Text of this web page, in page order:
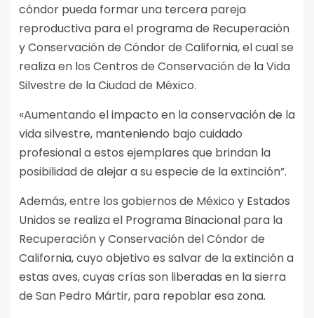
cóndor pueda formar una tercera pareja
reproductiva para el programa de Recuperación
y Conservación de Cóndor de California, el cual se
realiza en los Centros de Conservación de la Vida
Silvestre de la Ciudad de México.
«Aumentando el impacto en la conservación de la
vida silvestre, manteniendo bajo cuidado
profesional a estos ejemplares que brindan la
posibilidad de alejar a su especie de la extinción”.
Además, entre los gobiernos de México y Estados
Unidos se realiza el Programa Binacional para la
Recuperación y Conservación del Cóndor de
California, cuyo objetivo es salvar de la extinción a
estas aves, cuyas crías son liberadas en la sierra
de San Pedro Mártir, para repoblar esa zona.